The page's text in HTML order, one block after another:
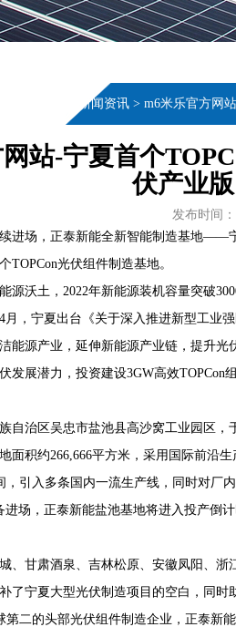
新闻资讯 > m6米乐官方网
站-宁夏首个
伏产业
发布时间
进场，正泰新能全新智能制造基地——
TOPCon光伏组件制造基地。
源沃土，2022年新能源装机容量突破
月，宁夏出台《关于深入推进新型工业
能源产业，延伸新能源产业链，提升光
发展潜力，投资建设3GW高效TOPCon
自治区吴忠市盐池县高沙窝工业园区，
面积约266,666平方米，采用国际前沿
，引入多条国内一流生产线，同时对厂
进场，正泰新能盐池基地将进入投产倒计
、甘肃酒泉、吉林松原、安徽凤阳、
了宁夏大型光伏制造项目的空白，同时
第二的头部光伏组件制造企业，正泰新